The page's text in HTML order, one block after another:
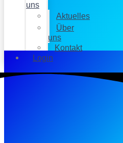
uns
Aktuelles
Über
uns
Kontakt
Login